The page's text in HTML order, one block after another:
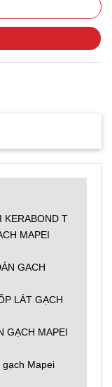
KERABOND T
MAPEI
GACH
LÁT GẠCH
GẠCH MAPEI
Mapei